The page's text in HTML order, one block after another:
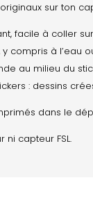
sur ton
facile à coller
y compris à l’eau
au milieu du
: dessins
dans le
ni capteur FSL.